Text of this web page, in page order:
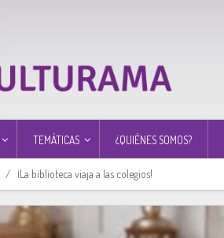
TEMÁTICAS ¿QUIÉNES SOMOS?
¡La biblioteca viaja a las colegios!